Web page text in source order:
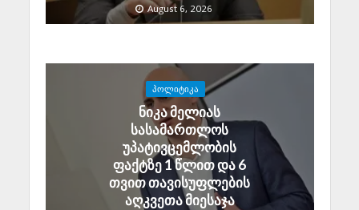
August 6, 2026
ᲞᲝᲚᲘᲢᲘᲙᲐ
ნიკა მელიას
სასამართლოს
უპატივცემლობის
ფაქტზე 1 წლით და 6
თვით თავისუფლების
აღკვეთა მიესაჯა